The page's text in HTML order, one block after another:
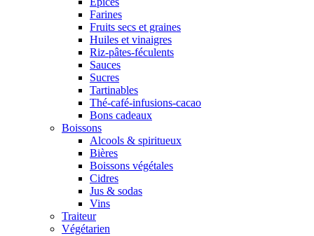
Farines
Fruits secs et graines
Huiles et vinaigres
Riz-pâtes-féculents
Sauces
Sucres
Tartinables
Thé-café-infusions-cacao
Bons cadeaux
Boissons
Alcools & spiritueux
Bières
Boissons végétales
Cidres
Jus & sodas
Vins
Traiteur
Végétarien